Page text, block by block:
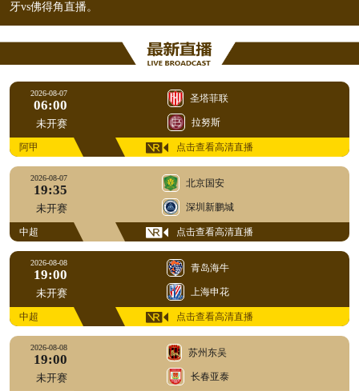
牙vs佛得角直播。
2026-08-07
06:00
未开赛
圣塔菲联
拉努斯
阿甲 点击查看高清直播
2026-08-07
19:35
未开赛
北京国安
深圳新鹏城
中超 点击查看高清直播
2026-08-08
19:00
未开赛
青岛海牛
上海申花
中超 点击查看高清直播
2026-08-08
19:00
未开赛
苏州东吴
长春亚泰